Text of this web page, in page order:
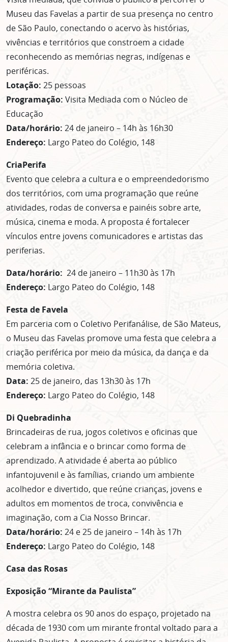
Museu das Favelas a partir de sua presença no centro
de São Paulo, conectando o acervo às histórias,
vivências e territórios que constroem a cidade
reconhecendo as memórias negras, indígenas e
periféricas.
Lotação: 25 pessoas
Programação: Visita Mediada com o Núcleo de
Educação
Data/horário: 24 de janeiro – 14h às 16h30
Endereço: Largo Pateo do Colégio, 148
CriaPerifa
Evento que celebra a cultura e o empreendedorismo
dos territórios, com uma programação que reúne
atividades, rodas de conversa e painéis sobre arte,
música, cinema e moda. A proposta é fortalecer
vínculos entre jovens comunicadores e artistas das
periferias.
Data/horário: 24 de janeiro – 11h30 às 17h
Endereço: Largo Pateo do Colégio, 148
Festa de Favela
Em parceria com o Coletivo Perifanálise, de São Mateus,
o Museu das Favelas promove uma festa que celebra a
criação periférica por meio da música, da dança e da
memória coletiva.
Data: 25 de janeiro, das 13h30 às 17h
Endereço: Largo Pateo do Colégio, 148
Di Quebradinha
Brincadeiras de rua, jogos coletivos e oficinas que
celebram a infância e o brincar como forma de
aprendizado. A atividade é aberta ao público
infantojuvenil e às famílias, criando um ambiente
acolhedor e divertido, que reúne crianças, jovens e
adultos em momentos de troca, convivência e
imaginação, com a Cia Nosso Brincar.
Data/horário: 24 e 25 de janeiro – 14h às 17h
Endereço: Largo Pateo do Colégio, 148
Casa das Rosas
Exposição “Mirante da Paulista”
A mostra celebra os 90 anos do espaço, projetado na
década de 1930 com um mirante frontal voltado para a